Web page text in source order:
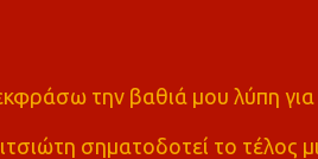
την βαθιά μου λύπη
σηματοδοτεί το τέλος